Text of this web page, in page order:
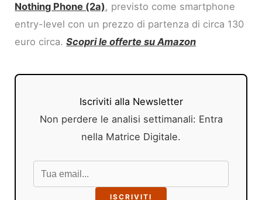
Nothing Phone (2a), previsto come smartphone
entry-level con un prezzo di partenza di circa 130
euro circa.Scopri le offerte su Amazon
Iscriviti alla Newsletter
Non perdere le analisi settimanali: Entra
nella Matrice Digitale.
ISCRIVITI